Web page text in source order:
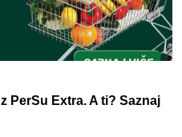
PerSu Extra. A ti? Saznaj